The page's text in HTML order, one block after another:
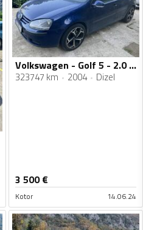
Volkswagen - Golf 5 - 2.0 tdi
323747 km 2004 Dizel
3 500€
Kotor 14.06.24